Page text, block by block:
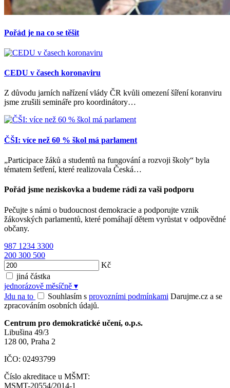
Pořád je na co se těšit
CEDU v časech koronaviru
Z důvodu jarních nařízení vlády ČR kvůli omezení šíření koranviru
jsme zrušili semináře pro koordinátory…
ČŠI: více než 60 % škol má parlament
„Participace žáků a studentů na fungování a rozvoji školy“ byla
tématem šetření, které realizovala Česká…
Pořád jsme neziskovka a budeme rádi za vaši podporu
Pečujte s námi o budoucnost demokracie a podporujte vznik
žákovských parlamentů, které pomáhají dětem vyrůstat v odpovědné
občany.
987 1234 3300
200 300 500
Kč
jiná částka
jednorázově měsíčně ▾
Jdu na to
Souhlasím s provozními podmínkami Darujme.cz a se
zpracováním osobních údajů.
Centrum pro demokratické učení, o.p.s.
Libušina 49/3
128 00, Praha 2
IČO: 02493799
Číslo akreditace u MŠMT:
MSMT-20554/2014-1